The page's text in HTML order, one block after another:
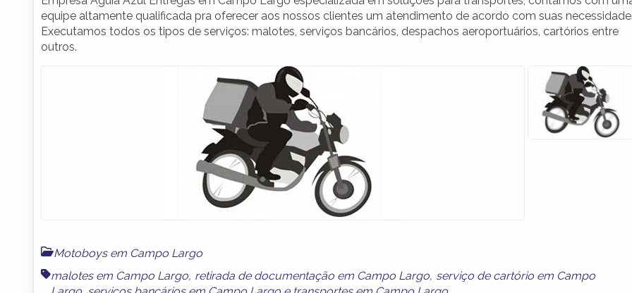
equipe altamente qualificada pra oferecer aos nossos clientes um atendimento de acordo com suas
Executamos todos os tipos de serviços: malotes, serviços bancários, despachos aeroportuários, cartórios entre
outros.
Motoboys em Campo Largo
malotes em Campo Largo, retirada de documentação em Campo Largo, serviço de cartório em Campo